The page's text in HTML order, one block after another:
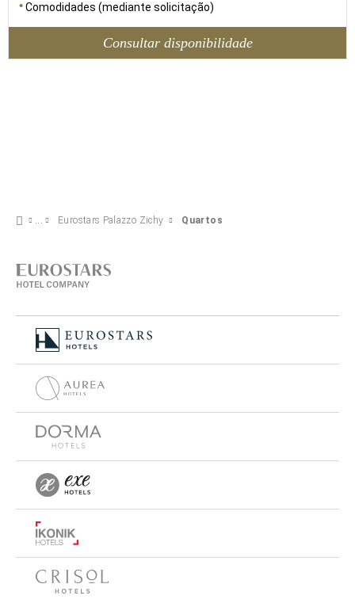
Comodidades (mediante solicitação)
Consultar disponibilidade
Eurostars Palazzo Zichy Quartos